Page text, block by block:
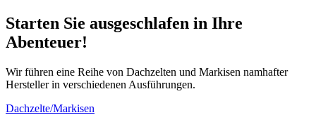
Starten Sie ausgeschlafen in Ihre
Abenteuer!
Wir führen eine Reihe von Dachzelten und Markisen namhafter
Hersteller in verschiedenen Ausführungen.
Dachzelte/Markisen